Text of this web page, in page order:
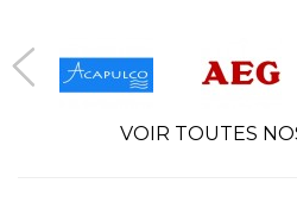
VOIR TOUTES